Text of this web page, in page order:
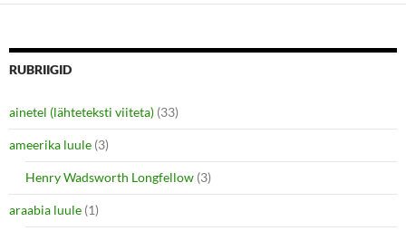
h
e
o
n
t
t
e
r
(
O
p
e
n
h
e
o
e
b
o
o
k
(
O
p
e
n
RUBRIIGID
ainetel (lähteteksti viiteta) (33)
ameerika luule (3)
Henry Wadsworth Longfellow (3)
araabia luule (1)